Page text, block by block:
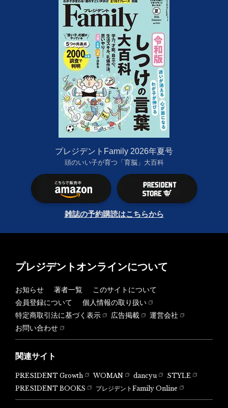
プレジデントFamily 2026年夏号
頭のいい子が育つ「育脳」大百科
雑誌の予約購読はこちらから
プレジデントオンラインについて
お知らせ 著者一覧
このサイトについて
会員登録について
個人情報の取り扱い
特定商取引法に基づく表示
広告掲載
運営会社
お問い合わせ
関連サイト
PRESIDENT Growth WOMAN dancyu
STYLE
PRESIDENT BOOKS
プレジデントFamily Online